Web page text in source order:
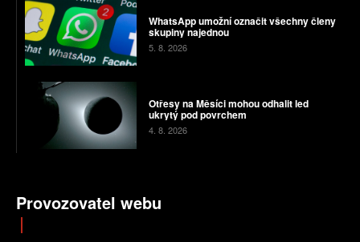
WhatsApp umožní označit všechny členy
skupiny najednou
5. 8. 2026
Otřesy na Měsíci mohou odhalit led
ukrytý pod povrchem
4. 8. 2026
Provozovatel webu